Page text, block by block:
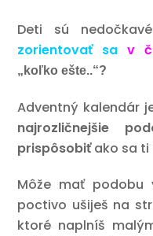
Deti sú
zorientovať sa v
„koľko ešte..“?
Adventný kalendár
najrozličnejšie
prispôsobiťako sa ti
Môže mať podobu
poctivo ušiješ na
ktoré naplníš